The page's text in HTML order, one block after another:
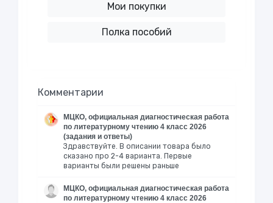
Мои покупки
Полка пособий
Комментарии
МЦКО, официальная диагностическая работа
по литературному чтению 4 класс 2026
(задания и ответы)
Здравствуйте. В описании товара было
сказано про 2-4 варианта. Первые
варианты были решены раньше
МЦКО, официальная диагностическая работа
по литературному чтению 4 класс 2026